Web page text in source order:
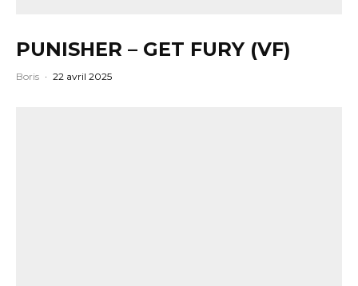
PUNISHER – GET FURY (VF)
Boris · 22 avril 2025